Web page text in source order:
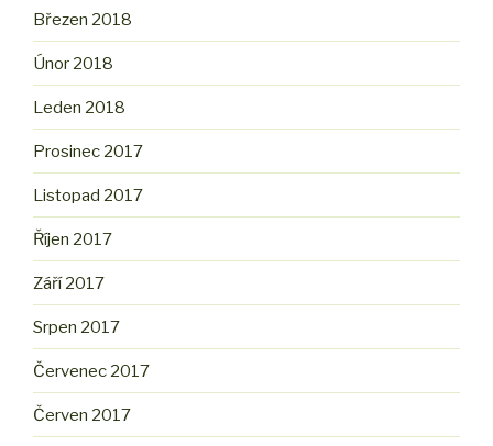
Březen 2018
Únor 2018
Leden 2018
Prosinec 2017
Listopad 2017
Říjen 2017
Září 2017
Srpen 2017
Červenec 2017
Červen 2017